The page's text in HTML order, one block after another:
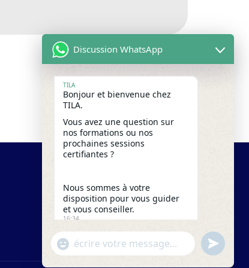
Discussion WhatsApp
TILA
Bonjour et bienvenue chez
TILA.
Vous avez une question sur
nos formations ou nos
prochaines sessions
certifiantes ?
Nous sommes à votre
disposition pour vous guider
et vous conseiller.
16:34
"+chaty_settings.lang.emoji_picker+"
WhatsApp